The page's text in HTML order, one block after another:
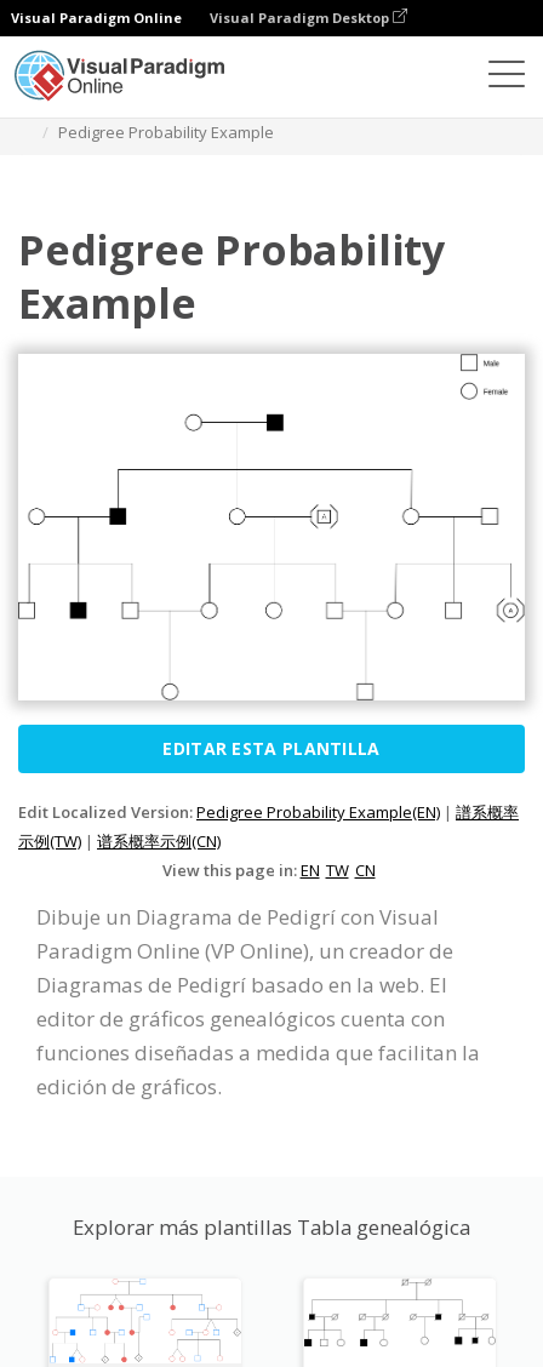
Visual Paradigm Online Visual Paradigm Desktop
Pedigree Probability Example
Pedigree Probability
Example
EDITAR ESTA PLANTILLA
Edit Localized Version:Pedigree Probability Example(EN) | 譜系概率
示例(TW) | 谱系概率示例(CN)
View this page in:EN TW CN
Dibuje un Diagrama de Pedigrí con Visual
Paradigm Online (VP Online), un creador de
Diagramas de Pedigrí basado en la web. El
editor de gráficos genealógicos cuenta con
funciones diseñadas a medida que facilitan la
edición de gráficos.
Explorar más plantillas Tabla genealógica